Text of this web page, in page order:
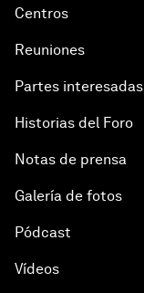
Centros
Reuniones
Partes interesadas
Historias del Foro
Notas de prensa
Galería de fotos
Pódcast
Vídeos